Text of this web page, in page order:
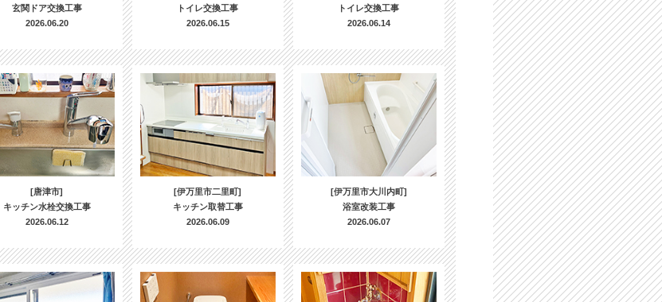
玄関ドア交換工事
2026.06.20
トイレ交換工事
2026.06.15
トイレ交換工事
2026.06.14
[唐津市]
キッチン水栓交換工事
2026.06.12
[伊万里市二里町]
キッチン取替工事
2026.06.09
[伊万里市大川内町]
浴室改装工事
2026.06.07